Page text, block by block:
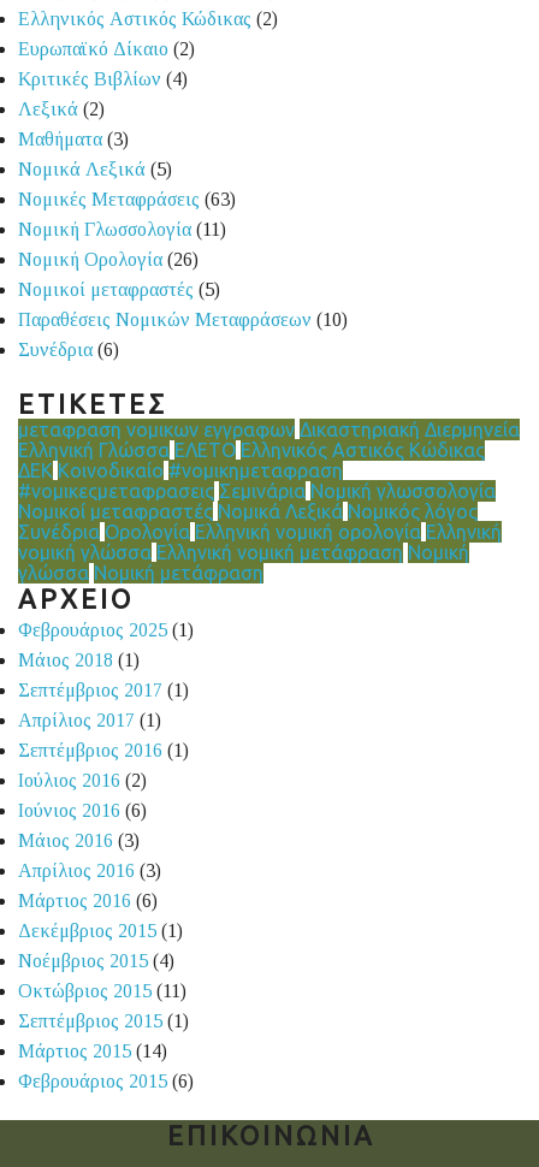
Ελληνικός Αστικός Κώδικας (2)
Ευρωπαϊκό Δίκαιο (2)
Κριτικές Βιβλίων (4)
Λεξικά (2)
Μαθήματα (3)
Νομικά Λεξικά (5)
Νομικές Μεταφράσεις (63)
Νομική Γλωσσολογία (11)
Νομική Ορολογία (26)
Νομικοί μεταφραστές (5)
Παραθέσεις Νομικών Μεταφράσεων (10)
Συνέδρια (6)
ΕΤΙΚΕΤΕΣ
μεταφραση νομικων εγγραφων Δικαστηριακή Διερμηνεία
Ελληνική Γλώσσα ΕΛΕΤΟ Ελληνικός Αστικός Κώδικας
ΔΕΚ Κοινοδικαίο #νομικημεταφραση
#νομικεςμεταφρασεις Σεμινάρια Νομική γλωσσολογία
Νομικοί μεταφραστές Νομικά Λεξικά Νομικός λόγος
Συνέδρια Ορολογία Ελληνική νομική ορολογία Ελληνική
νομική γλώσσα Ελληνική νομική μετάφραση Νομική
γλώσσα Νομική μετάφραση
ΑΡΧΕΙΟ
Φεβρουάριος 2025 (1)
Μάιος 2018 (1)
Σεπτέμβριος 2017 (1)
Απρίλιος 2017 (1)
Σεπτέμβριος 2016 (1)
Ιούλιος 2016 (2)
Ιούνιος 2016 (6)
Μάιος 2016 (3)
Απρίλιος 2016 (3)
Μάρτιος 2016 (6)
Δεκέμβριος 2015 (1)
Νοέμβριος 2015 (4)
Οκτώβριος 2015 (11)
Σεπτέμβριος 2015 (1)
Μάρτιος 2015 (14)
Φεβρουάριος 2015 (6)
ΕΠΙΚΟΙΝΩΝΙΑ